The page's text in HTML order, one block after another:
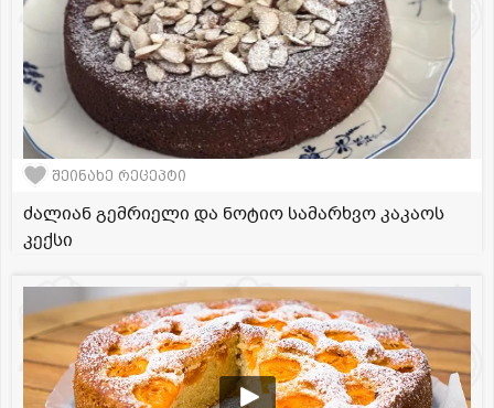
შეინახე რეცეპტი
ძალიან გემრიელი და ნოტიო სამარხვო კაკაოს
კექსი